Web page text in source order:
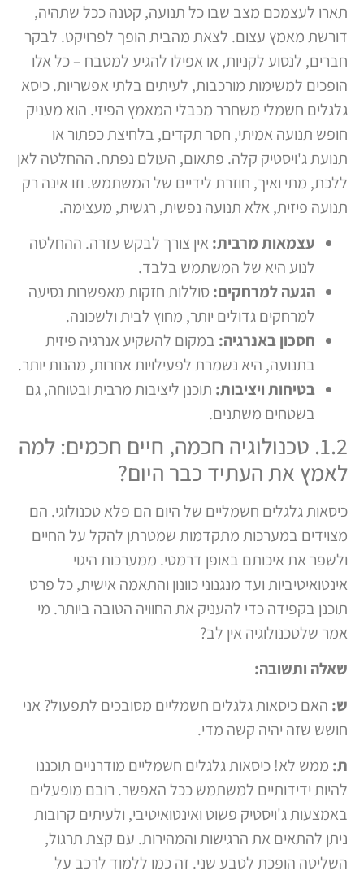
תארו לעצמכם מצב שבו כל תנועה, קטנה ככל שתהיה,
דורשת מאמץ עצום. לצאת מהבית הופך לפרויקט. לבקר
חברים, לנסוע לקניות, או אפילו להגיע למטבח – כל אלו
הופכים למשימות מורכבות, לעיתים בלתי אפשריות. כיסא
גלגלים חשמלי משחרר מכבלי המאמץ הפיזי. הוא מעניק
חופש תנועה אמיתי, חסר תקדים, בלחיצת כפתור או
תנועת ג'ויסטיק קלה. פתאום, העולם נפתח. ההחלטה לאן
ללכת, מתי ואיך, חוזרת לידיים של המשתמש. וזו אינה רק
תנועה פיזית, אלא תנועה נפשית, רגשית, מעצימה.
עצמאות מרבית:אין צורך לבקש עזרה. ההחלטה
לנוע היא של המשתמש בלבד.
הגעה למרחקים:סוללות חזקות מאפשרות נסיעה
למרחקים גדולים יותר, מחוץ לבית ולשכונה.
חסכון באנרגיה:במקום להשקיע אנרגיה פיזית
בתנועה, היא נשמרת לפעילויות אחרות, מהנות יותר.
בטיחות ויציבות:תוכנן ליציבות מרבית ובטוחה, גם
בשטחים משתנים.
1.2. טכנולוגיה חכמה, חיים חכמים: למה
לאמץ את העתיד כבר היום?
כיסאות גלגלים חשמליים של היום הם פלא טכנולוגי. הם
מצוידים במערכות מתקדמות שמטרתן להקל על החיים
ולשפר את איכותם באופן דרמטי. ממערכות היגוי
אינטואיטיביות ועד מנגנוני כוונון והתאמה אישית, כל פרט
תוכנן בקפידה כדי להעניק את החוויה הטובה ביותר. מי
אמר שלטכנולוגיה אין לב?
שאלה ותשובה:
ש:האם כיסאות גלגלים חשמליים מסובכים לתפעול? אני
חושש שזה יהיה קשה מדי.
ת:ממש לא! כיסאות גלגלים חשמליים מודרניים תוכננו
להיות ידידותיים למשתמש ככל האפשר. רובם מופעלים
באמצעות ג'ויסטיק פשוט ואינטואיטיבי, ולעיתים קרובות
ניתן להתאים את הרגישות והמהירות. עם קצת תרגול,
השליטה הופכת לטבע שני. זה כמו ללמוד לרכב על